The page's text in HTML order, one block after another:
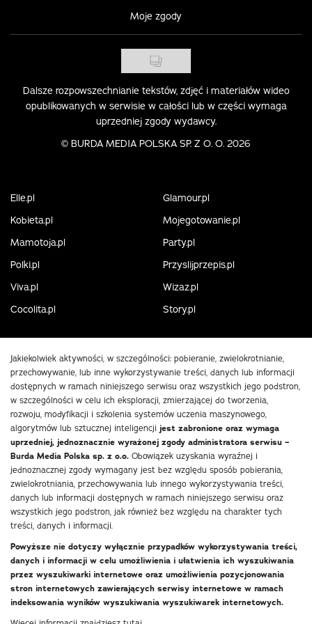
Moje zgody
Dalsze rozpowszechnianie tekstów, zdjęć i materiałów wideo
opublikowanych w serwisie w całości lub w części wymaga
uprzedniej zgody wydawcy.
© BURDA MEDIA POLSKA SP. Z O. O. 2026
Elle.pl
Glamour.pl
Kobieta.pl
Mojegotowanie.pl
Mamotoja.pl
Party.pl
Polki.pl
Przyslijprzepis.pl
Viva.pl
Wizaz.pl
Cocolita.pl
Story.pl
Jakiekolwiek aktywności, w szczególności: pobieranie, zwielokrotnianie,
przechowywanie, lub inne wykorzystywanie treści, danych lub informacji
dostępnych w ramach niniejszego serwisu oraz wszystkich jego podstron,
w szczególności w celu ich eksploracji, zmierzającej do tworzenia,
rozwoju, modyfikacji i szkolenia systemów uczenia maszynowego,
algorytmów lub sztucznej inteligencji jest zabronione oraz wymaga
uprzedniej, jednoznacznie wyrażonej zgody administratora serwisu –
Burda Media Polska sp. z o.o. Obowiązek uzyskania wyraźnej i
jednoznacznej zgody wymagany jest bez względu sposób pobierania,
zwielokrotniania, przechowywania lub innego wykorzystywania treści,
danych lub informacji dostępnych w ramach niniejszego serwisu oraz
wszystkich jego podstron, jak również bez względu na charakter tych
treści, danych i informacji.
Powyższe nie dotyczy wyłącznie przypadków wykorzystywania treści,
danych i informacji w celu umożliwienia i ułatwienia ich wyszukiwania
przez wyszukiwarki internetowe oraz umożliwienia pozycjonowania
stron internetowych zawierających serwisy internetowe w ramach
indeksowania wyników wyszukiwania wyszukiwarek internetowych.